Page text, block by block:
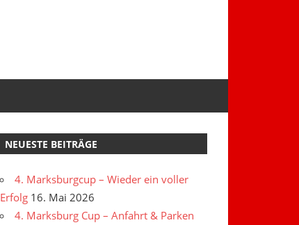
NEUESTE BEITRÄGE
4. Marksburgcup – Wieder ein voller
Erfolg 16. Mai 2026
4. Marksburg Cup – Anfahrt & Parken